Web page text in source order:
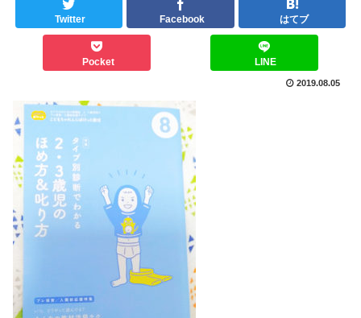
Twitter Facebook はてブ
Pocket LINE
2019.08.05